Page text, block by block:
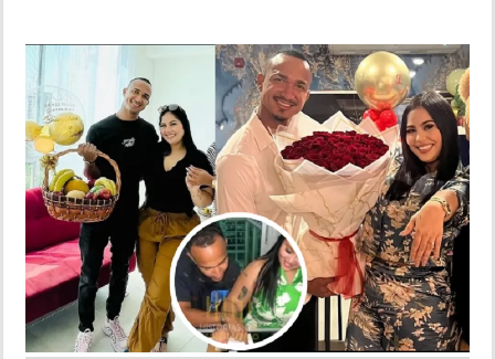
SHOW
DEPORTES
MUNDO
INSÓLITAS
MULTIMEDIA